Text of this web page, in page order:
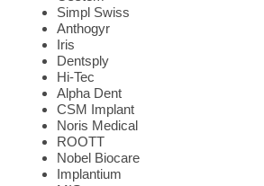
Simpl Swiss
Anthogyr
Iris
Dentsply
Hi-Tec
Alpha Dent
CSM Implant
Noris Medical
ROOTT
Nobel Biocare
Implantium